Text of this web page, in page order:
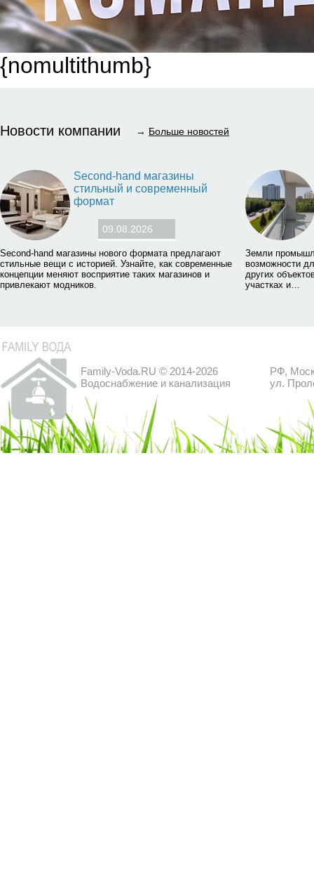
{nomultithumb}
Новости компании → Больше новостей
Second-hand магазины
стильный и современный
формат
09.08.2026
Second-hand магазины нового формата предлагают
стильные вещи с историей. Узнайте, как современные
концепции меняют восприятие таких магазинов и
привлекают модников.
Земли
возможности
других
участках и…
Family-Voda.RU © 2014-2026
Водоснабжение и канализация
РФ,
ул.